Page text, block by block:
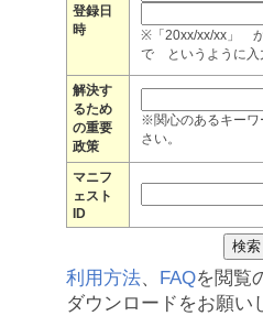
登録日
時
※「20xx/xx/xx」
で というように入
解決す
るため
の重要
政策
※関心のあるキーワ
さい。
マニフ
ェスト
ID
利用方法、 FAQを閲覧
ダウンロードをお願い